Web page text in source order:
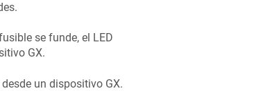
se funde, el LED
GX.
un dispositivo GX.